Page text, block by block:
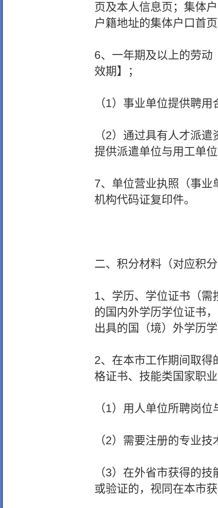
页及本人信息页；集体
户籍地址的集体户口首
6、一年期及以上的劳动
效期】；
（1）事业单位提供聘
（2）通过具有人才派
提供派遣单位与用工单
7、单位营业执照（事业
机构代码证复印件。
二、积分材料（对应积
1、学历、学位证书（需
的国内外学历学位证书
出具的国（境）外学历
2、在本市工作期间取得
格证书、技能类国家职
（1）用人单位所聘岗
（2）需要注册的专业
（3）在外省市获得的
或验证的，视同在本市